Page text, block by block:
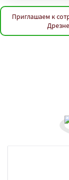
Приглашаем к